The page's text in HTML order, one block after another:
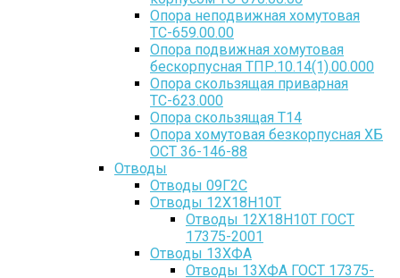
Опора неподвижная хомутовая
ТС-659.00.00
Опора подвижная хомутовая
бескорпусная ТПР.10.14(1).00.000
Опора скользящая приварная
ТС-623.000
Опора скользящая Т14
Опора хомутовая безкорпусная ХБ
ОСТ 36-146-88
Отводы
Отводы 09Г2С
Отводы 12Х18Н10Т
Отводы 12Х18Н10Т ГОСТ
17375-2001
Отводы 13ХФА
Отводы 13ХФА ГОСТ 17375-